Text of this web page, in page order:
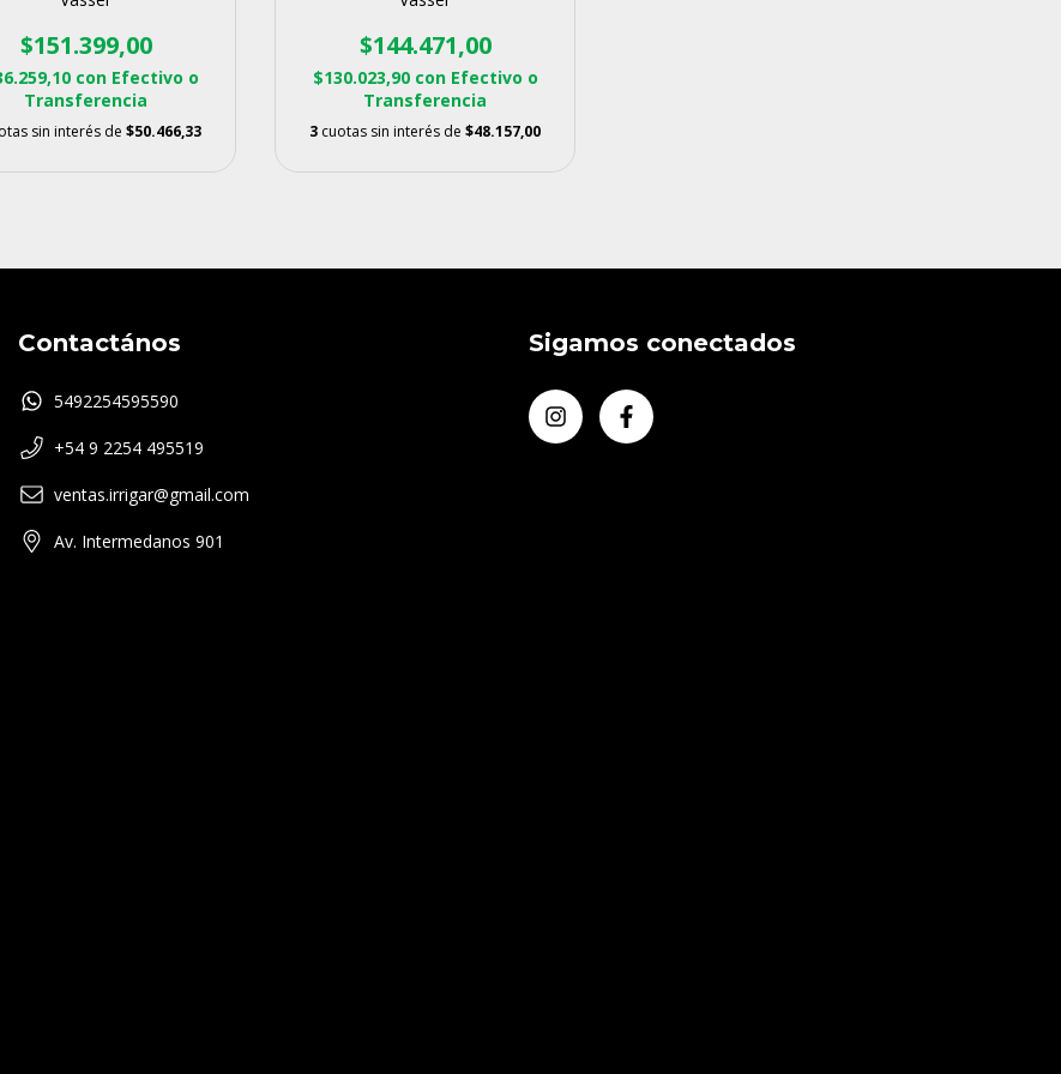
$151.399,00
con Efectivo o
Transferencia
sin interés de $50.466,33
$144.471,00
$130.023,90 con Efectivo o
Transferencia
3 cuotas sin interés de $48.157,00
Contactános
5492254595590
+54 9 2254 495519
ventas.irrigar@gmail.com
Av. Intermedanos 901
Sigamos conectados